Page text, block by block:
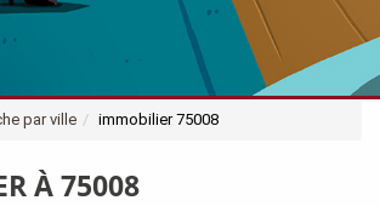
par ville immobilier 75008
À 75008